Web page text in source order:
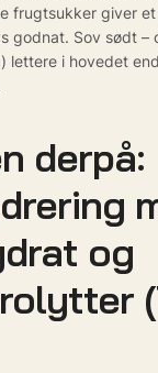
frugtsukker giver
godnat. Sov sødt –
lettere i hovedet end
derpå:
og